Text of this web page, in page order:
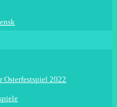
Osterfestspiel 2022